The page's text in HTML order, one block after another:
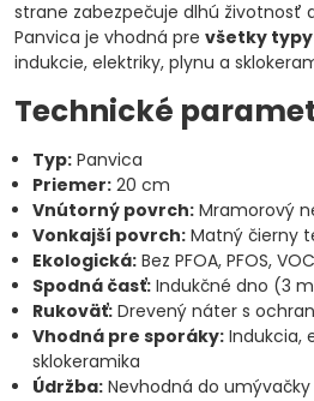
strane zabezpečuje dlhú životnosť
Panvica je vhodná pre všetky
indukcie, elektriky, plynu a
Technické
Typ: Panvica
Priemer: 20 cm
Vnútorný povrch: Mramorový
Vonkajší povrch: Matný čierny
Ekologická: Bez PFOA, PFOS,
Spodná časť: Indukčné dno (3
Rukoväť: Drevený náter s
Vhodná pre sporáky: Indukcia,
sklokeramika
Údržba: Nevhodná do umývačky